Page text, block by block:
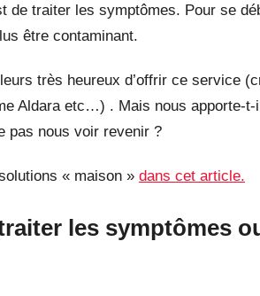
de traiter les symptômes. Pour se
être contaminant.
très heureux d’offrir ce service
Aldara etc…) . Mais nous apporte-
pas nous voir revenir ?
« maison » dans cet article.
les symptômes